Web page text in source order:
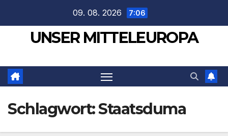
springen
09. 08. 2026 7:06
UNSER MITTELEUROPA
Schlagwort:Staatsduma